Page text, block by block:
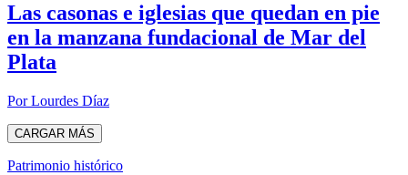
Las casonas e iglesias que quedan en pie
en la manzana fundacional de Mar del
Plata
Por Lourdes Díaz
CARGAR MÁS
Patrimonio histórico